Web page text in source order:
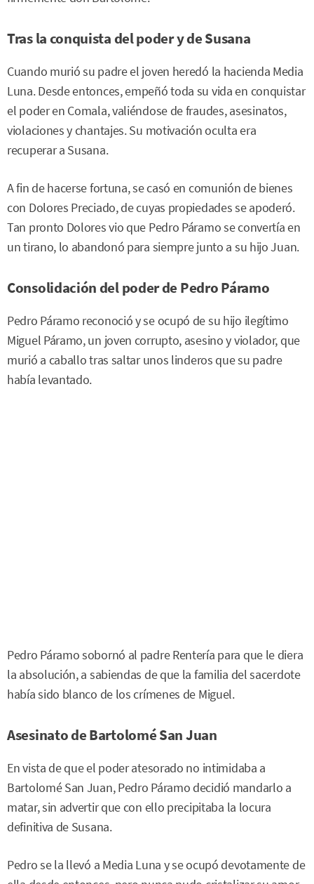
Tras la conquista del poder y de Susana
Cuando murió su padre el joven heredó la hacienda Media
Luna. Desde entonces, empeñó toda su vida en conquistar
el poder en Comala, valiéndose de fraudes, asesinatos,
violaciones y chantajes. Su motivación oculta era
recuperar a Susana.
A fin de hacerse fortuna, se casó en comunión de bienes
con Dolores Preciado, de cuyas propiedades se apoderó.
Tan pronto Dolores vio que Pedro Páramo se convertía en
un tirano, lo abandonó para siempre junto a su hijo Juan.
Consolidación del poder de Pedro Páramo
Pedro Páramo reconoció y se ocupó de su hijo ilegítimo
Miguel Páramo, un joven corrupto, asesino y violador, que
murió a caballo tras saltar unos linderos que su padre
había levantado.
Pedro Páramo sobornó al padre Rentería para que le diera
la absolución, a sabiendas de que la familia del sacerdote
había sido blanco de los crímenes de Miguel.
Asesinato de Bartolomé San Juan
En vista de que el poder atesorado no intimidaba a
Bartolomé San Juan, Pedro Páramo decidió mandarlo a
matar, sin advertir que con ello precipitaba la locura
definitiva de Susana.
Pedro se la llevó a Media Luna y se ocupó devotamente de